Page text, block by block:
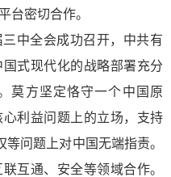
台密切合作。
中全会成功召开，中共有
式现代化的战略部署充分
莫方坚定恪守一个中国原
利益问题上的立场，支持
等问题上对中国无端指责。
互通、安全等领域合作。